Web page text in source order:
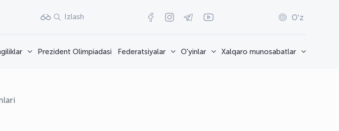
Izlash O'z
Prezident Olimpiadasi Federatsiyalar O'yinlar Xalqaro munosabatlar